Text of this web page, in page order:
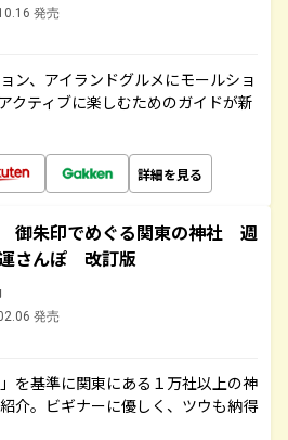
発売
ン、アイランドグルメにモールショ
クティブに楽しむためのガイドが新
詳細を見る
御朱印でめぐる関東の神社 週
さんぽ 改訂版
発売
を基準に関東にある１万社以上の神
介。ビギナーに優しく、ツウも納得